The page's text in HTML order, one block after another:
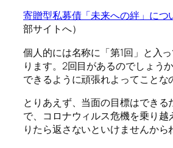
寄贈型私募債「未来への絆」につ
部サイトへ）
個人的には名称に「第1回」と入
ります。2回目があるのでしょう
できるように頑張れよってことな
とりあえず、当面の目標はできる
で、コロナウィルス危機を乗り越
りたら返さないといけませんから